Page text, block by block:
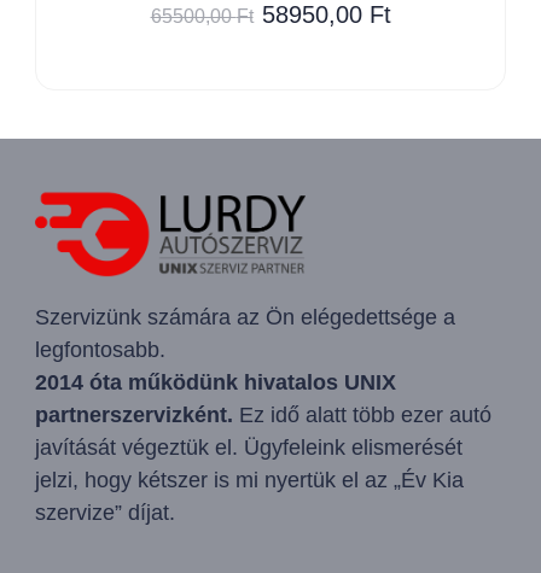
65500,00Ft 58950,00 Ft
Szervizünk számára az Ön elégedettsége a
legfontosabb.
2014 óta működünk hivatalos UNIX
partnerszervizként. Ez idő alatt több ezer autó
javítását végeztük el. Ügyfeleink elismerését
jelzi, hogy kétszer is mi nyertük el az „Év Kia
szervize” díjat.